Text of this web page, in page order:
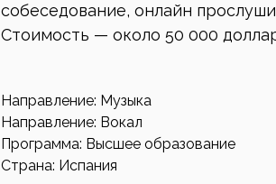
собеседование, онлайн
Стоимость — около 50 000
Направление: Музыка
Направление: Вокал
Программа: Высшее образование
Страна: Испания